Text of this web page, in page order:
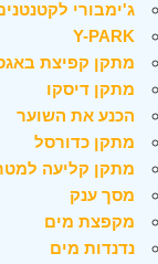
ג'ימבורי
Y-PARK
מתקן קפיצת
מתקן דיסקו
הכנע את השוער
מתקן כדורסל
מתקן קליעה
מסך ענק
מקפצת מים
נדנדות מים